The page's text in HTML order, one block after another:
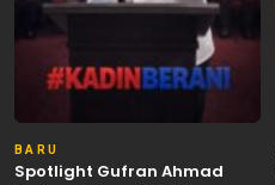
BARU
Spotlight Gufran Ahmad